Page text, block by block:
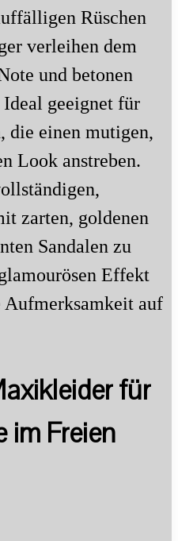
Rüschen
verleihen dem
und betonen
geeignet für
die einen mutigen,
Look anstreben.
zarten, goldenen
Sandalen zu
Effekt
Aufmerksamkeit auf
für
im Freien